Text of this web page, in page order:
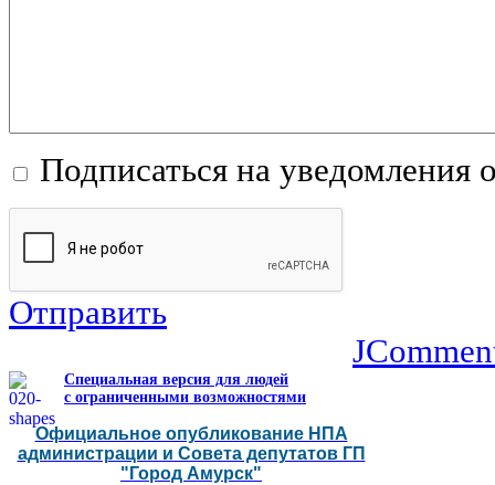
Подписаться на уведомления
Отправить
Специальная версия для людей
с ограниченными возможностями
Официальное опубликование НПА
администрации и Совета депутатов ГП
"Город Амурск"